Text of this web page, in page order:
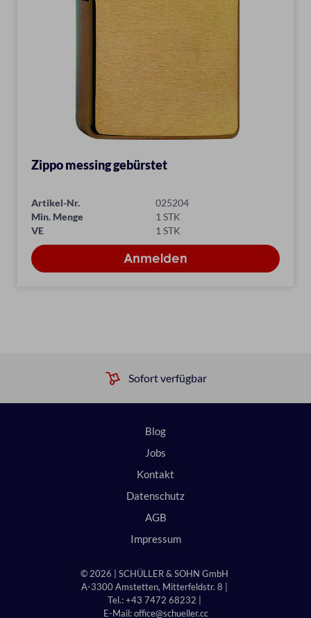
Zippo messing gebürstet
Artikel-Nr.
025204
Min. Menge
1 STK
VE
1 STK
Sofort verfügbar
© 2026 | SCHÜLLER & SOHN GmbH
A-3300 Amstetten, Mitterfeldstr. 8 |
Tel.: +43 7472 68232 |
E-Mail:office@schueller.cc
Blog
Jobs
Kontakt
Datenschutz
AGB
Impressum